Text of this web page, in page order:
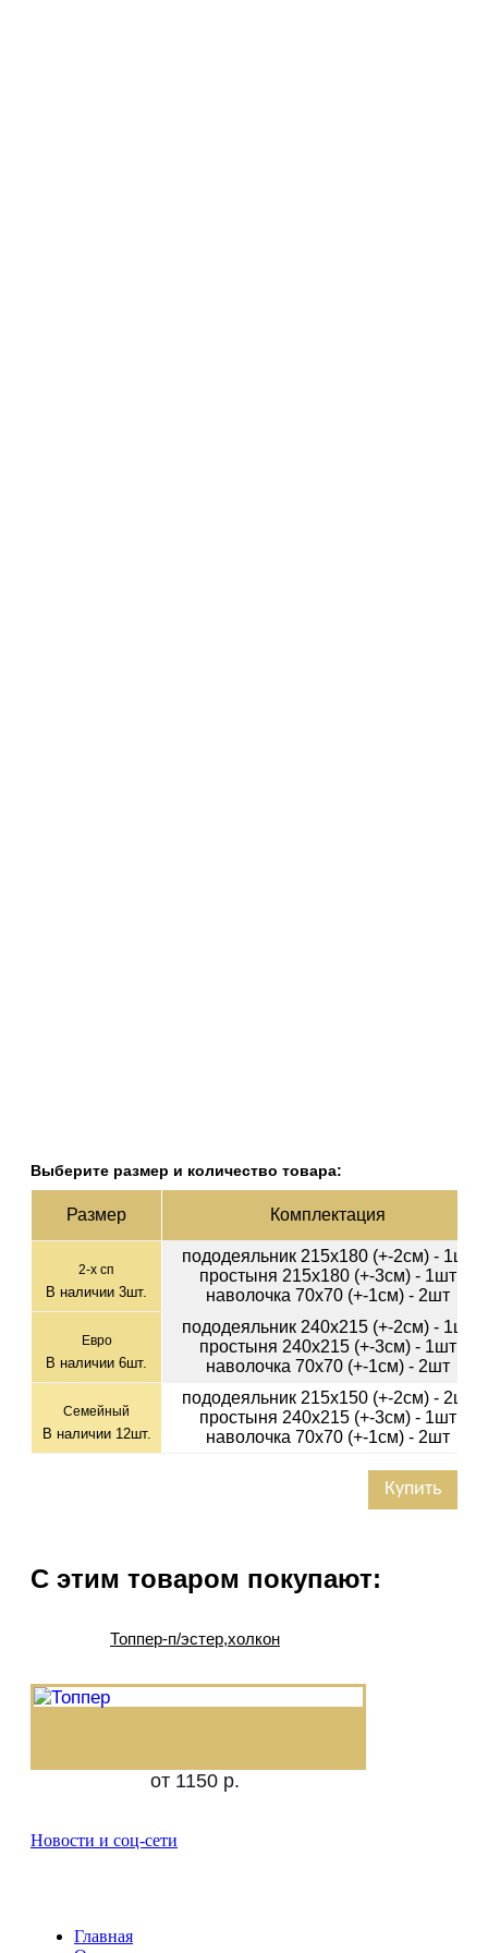
Выберите размер и количество товара:
Раз­мер Ком­плек­тация
2-х сп
В наличии 3шт.
пододеяльник 215х180 (+-2см) - 1шт
простыня 215х180 (+-3см) - 1шт
наволочка 70х70 (+-1см) - 2шт
Евро
В наличии 6шт.
пододеяльник 240х215 (+-2см) - 1шт
простыня 240х215 (+-3см) - 1шт
наволочка 70х70 (+-1см) - 2шт
Семейный
В наличии 12шт.
пододеяльник 215х150 (+-2см) - 2шт
простыня 240х215 (+-3см) - 1шт
наволочка 70х70 (+-1см) - 2шт
Купить
С этим товаром покупают:
Топпер-п/эстер,холкон
от 1150 р.
Новости и соц-сети
Главная